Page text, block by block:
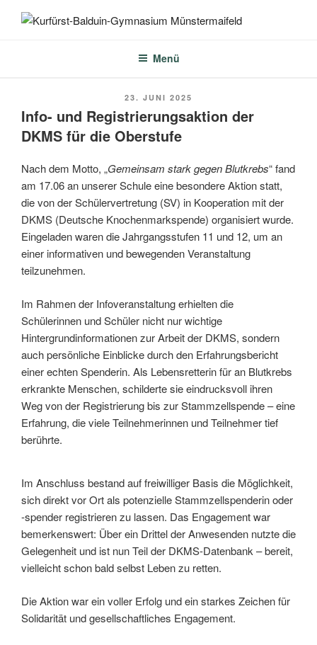
Inhalt
Menü
VERÖFFENTLICHT
AM
23. JUNI 2025
Info- und Registrierungsaktion der
DKMS für die Oberstufe
Nach dem Motto, „Gemeinsam stark gegen Blutkrebs“ fand
am 17.06 an unserer Schule eine besondere Aktion statt,
die von der Schülervertretung (SV) in Kooperation mit der
DKMS (Deutsche Knochenmarkspende) organisiert wurde.
Eingeladen waren die Jahrgangsstufen 11 und 12, um an
einer informativen und bewegenden Veranstaltung
teilzunehmen.
Im Rahmen der Infoveranstaltung erhielten die
Schülerinnen und Schüler nicht nur wichtige
Hintergrundinformationen zur Arbeit der DKMS, sondern
auch persönliche Einblicke durch den Erfahrungsbericht
einer echten Spenderin. Als Lebensretterin für an Blutkrebs
erkrankte Menschen, schilderte sie eindrucksvoll ihren
Weg von der Registrierung bis zur Stammzellspende – eine
Erfahrung, die viele Teilnehmerinnen und Teilnehmer tief
berührte.
Im Anschluss bestand auf freiwilliger Basis die Möglichkeit,
sich direkt vor Ort als potenzielle Stammzellspenderin oder
-spender registrieren zu lassen. Das Engagement war
bemerkenswert: Über ein Drittel der Anwesenden nutzte die
Gelegenheit und ist nun Teil der DKMS-Datenbank – bereit,
vielleicht schon bald selbst Leben zu retten.
Die Aktion war ein voller Erfolg und ein starkes Zeichen für
Solidarität und gesellschaftliches Engagement.